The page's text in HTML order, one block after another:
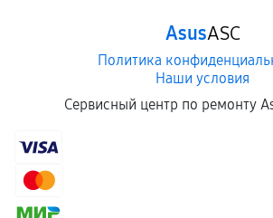
AsusASC
Политика
Наши условия
Сервисный центр по ремонту